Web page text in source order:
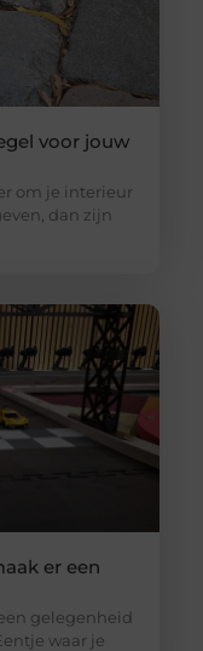
voor jouw
om je interieur
dan zijn
er een
gelegenheid
waar je